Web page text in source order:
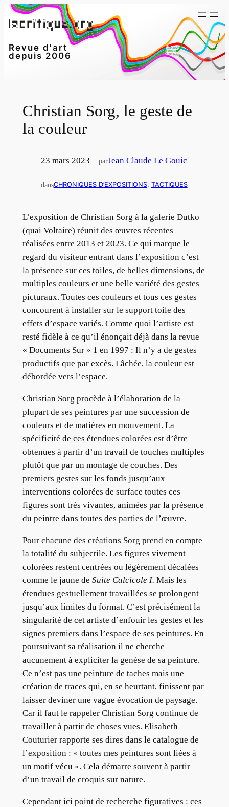
Aller
au
Revue d'art
depuis 2006
Christian Sorg, le geste de
la couleur
23 mars 2023—parJean Claude Le Gouic
dansCHRONIQUES D’EXPOSITIONS, TACTIQUES
L’exposition de Christian Sorg à la galerie Dutko
(quai Voltaire) réunit des œuvres récentes
réalisées entre 2013 et 2023. Ce qui marque le
regard du visiteur entrant dans l’exposition c’est
la présence sur ces toiles, de belles dimensions, de
multiples couleurs et une belle variété des gestes
picturaux. Toutes ces couleurs et tous ces gestes
concourent à installer sur le support toile des
effets d’espace variés. Comme quoi l’artiste est
resté fidèle à ce qu’il énonçait déjà dans la revue
« Documents Sur » 1 en 1997 : Il n’y a de gestes
productifs que par excès. Lâchée, la couleur est
débordée vers l’espace.
Christian Sorg procède à l’élaboration de la
plupart de ses peintures par une succession de
couleurs et de matières en mouvement. La
spécificité de ces étendues colorées est d’être
obtenues à partir d’un travail de touches multiples
plutôt que par un montage de couches. Des
premiers gestes sur les fonds jusqu’aux
interventions colorées de surface toutes ces
figures sont très vivantes, animées par la présence
du peintre dans toutes des parties de l’œuvre.
Pour chacune des créations Sorg prend en compte
la totalité du subjectile. Les figures vivement
colorées restent centrées ou légèrement décalées
comme le jaune de Suite Calcicole I. Mais les
étendues gestuellement travaillées se prolongent
jusqu’aux limites du format. C’est précisément la
singularité de cet artiste d’enfouir les gestes et les
signes premiers dans l’espace de ses peintures. En
poursuivant sa réalisation il ne cherche
aucunement à expliciter la genèse de sa peinture.
Ce n’est pas une peinture de taches mais une
création de traces qui, en se heurtant, finissent par
laisser deviner une vague évocation de paysage.
Car il faut le rappeler Christian Sorg continue de
travailler à partir de choses vues. Elisabeth
Couturier rapporte ses dires dans le catalogue de
l’exposition : « toutes mes peintures sont liées à
un motif vécu ». Cela démarre souvent à partir
d’un travail de croquis sur nature.
Cependant ici point de recherche figuratives : ces